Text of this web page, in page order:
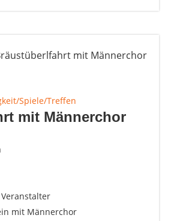
Spiele/Treffen
mit Männerchor
mit Männerchor